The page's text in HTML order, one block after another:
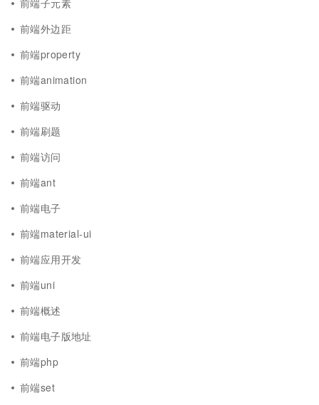
前端子元素
前端外边距
前端property
前端animation
前端驱动
前端刷题
前端访问
前端ant
前端电子
前端material-ui
前端应用开发
前端uni
前端概述
前端电子版地址
前端php
前端set